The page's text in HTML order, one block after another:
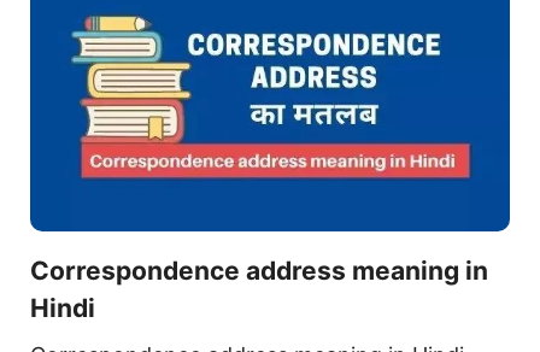
Correspondence address meaning in
Hindi